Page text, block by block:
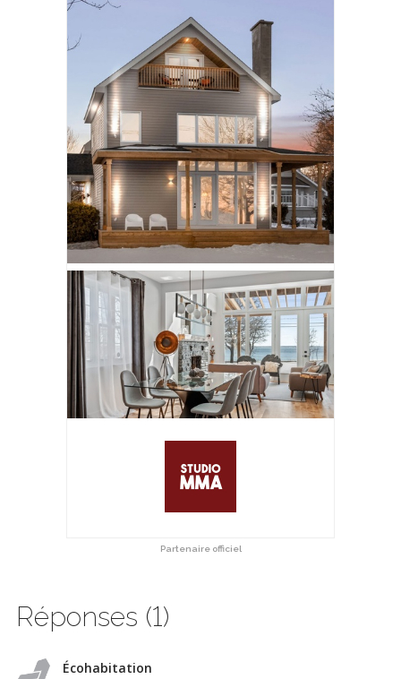
Partenaire officiel
Réponses (1)
Écohabitation